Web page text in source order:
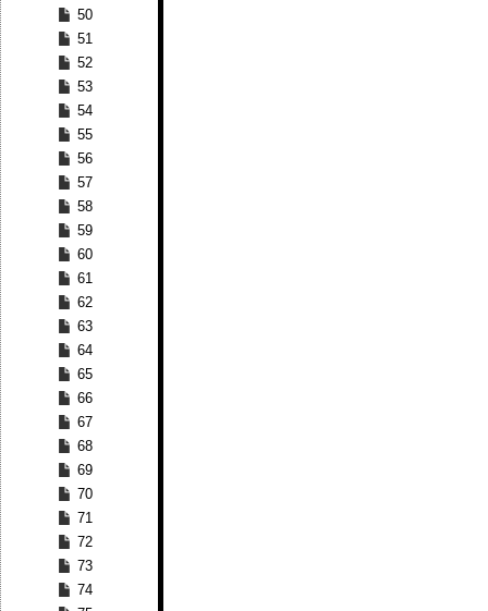
50
51
52
53
54
55
56
57
58
59
60
61
62
63
64
65
66
67
68
69
70
71
72
73
74